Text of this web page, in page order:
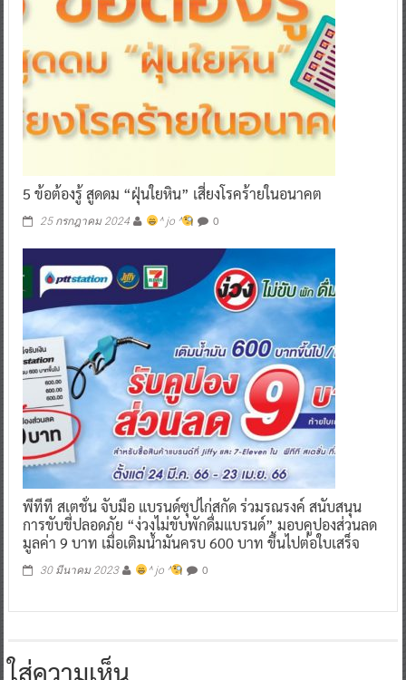
5 ข้อต้องรู้ สูดดม “ฝุ่นใยหิน” เสี่ยงโรคร้ายในอนาคต
25 กรกฎาคม 2024 ^ jo ^ 0
พีทีที สเตชั่น จับมือ แบรนด์ซุปไก่สกัด ร่วมรณรงค์ สนับสนุน
การขับขี่ปลอดภัย “ง่วงไม่ขับพักดื่มแบรนด์” มอบคูปองส่วนลด
มูลค่า 9 บาท เมื่อเติมน้ำมันครบ 600 บาท ขึ้นไปต่อใบเสร็จ
30 มีนาคม 2023 ^ jo ^ 0
ใส่ความเห็น